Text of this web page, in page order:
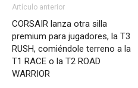
Artículo anterior
CORSAIR lanza otra silla
premium para jugadores, la T3
RUSH, comiéndole terreno a la
T1 RACE o la T2 ROAD
WARRIOR